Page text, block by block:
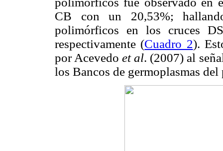
CB con un 20,53%;
polimórficos en los cruces
respectivamente (Cuadro 2).
por Acevedoet al. (2007) al
los Bancos de germoplasmas del